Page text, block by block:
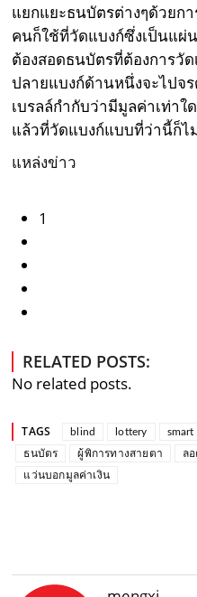
แยกแยะธนบัตรต่างๆด้วยก
คนก็ใช้ที่วัดแบงก์ซึ่งเป็นแผ่
ต้องสอดธนบัตรที่ต้องการวั
ปลายแบงก์ด้านหนึ่งจะไปจ
เบรลล์กำกับว่ามีมูลค่าเท่า
แล้วที่วัดแบงก์แบบที่ว่านี้ก็ไ
แหล่งข่าว
1
RELATED POSTS:
No related posts.
TAGS blind lottery smart
ธนบัตร
ผู้พิการทางสายตา ล
แว่นบอกมูลค่าเงิน